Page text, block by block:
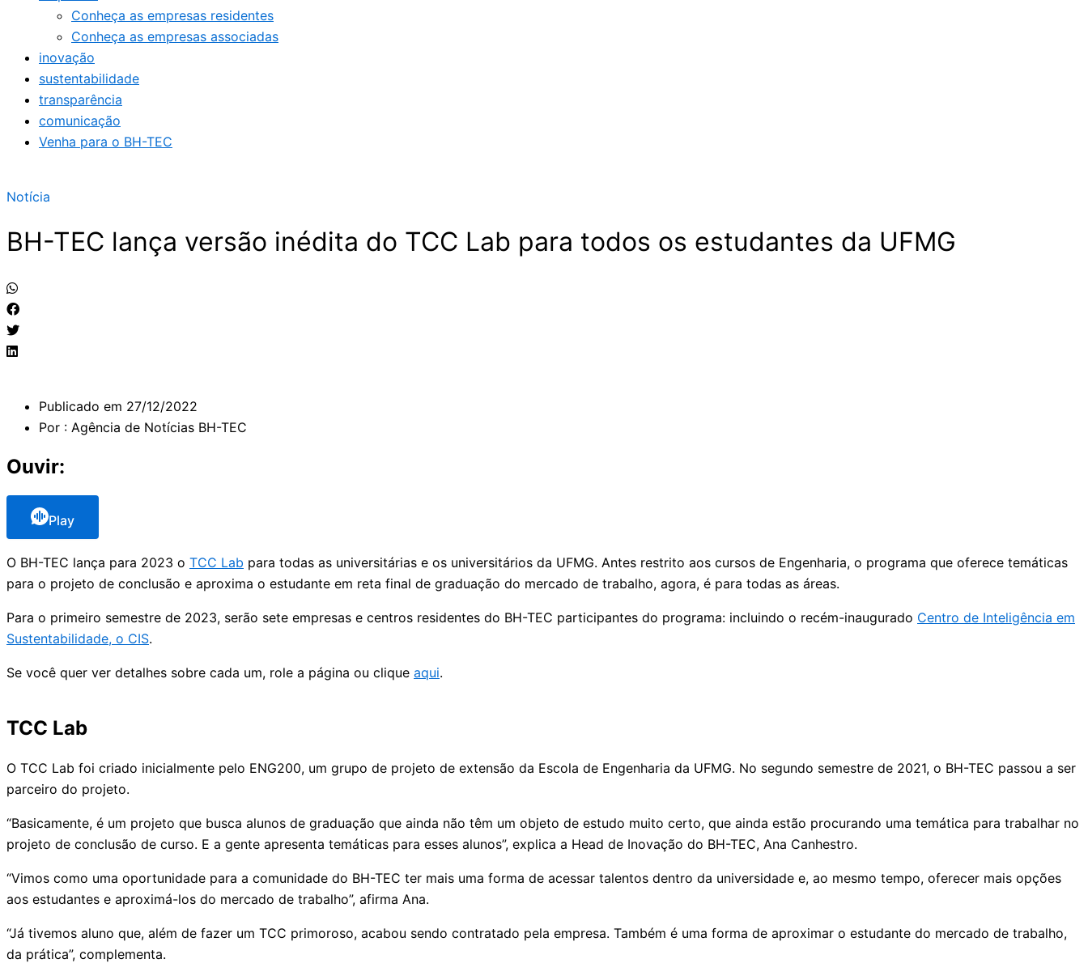
Conheça as empresas residentes
Conheça as empresas associadas
inovação
sustentabilidade
transparência
comunicação
Venha para o BH-TEC
Notícia
BH-TEC lança versão inédita do TCC Lab para todos os estudantes da UFMG
Publicado em 27/12/2022
Por : Agência de Notícias BH-TEC
Ouvir:
Play
O BH-TEC lança para 2023 o TCC Lab para todas as universitárias e os universitários da UFMG. Antes restrito aos cursos de Engenharia, o programa que oferece temáticas
para o projeto de conclusão e aproxima o estudante em reta final de graduação do mercado de trabalho, agora, é para todas as áreas.
Para o primeiro semestre de 2023, serão sete empresas e centros residentes do BH-TEC participantes do programa: incluindo o recém-inaugurado Centro de Inteligência em
Sustentabilidade, o CIS.
Se você quer ver detalhes sobre cada um, role a página ou clique aqui.
TCC Lab
O TCC Lab foi criado inicialmente pelo ENG200, um grupo de projeto de extensão da Escola de Engenharia da UFMG. No segundo semestre de 2021, o BH-TEC passou a ser
parceiro do projeto.
“Basicamente, é um projeto que busca alunos de graduação que ainda não têm um objeto de estudo muito certo, que ainda estão procurando uma temática para trabalhar no
projeto de conclusão de curso. E a gente apresenta temáticas para esses alunos”, explica a Head de Inovação do BH-TEC, Ana Canhestro.
“Vimos como uma oportunidade para a comunidade do BH-TEC ter mais uma forma de acessar talentos dentro da universidade e, ao mesmo tempo, oferecer mais opções
aos estudantes e aproximá-los do mercado de trabalho”, afirma Ana.
“Já tivemos aluno que, além de fazer um TCC primoroso, acabou sendo contratado pela empresa. Também é uma forma de aproximar o estudante do mercado de trabalho,
da prática”, complementa.